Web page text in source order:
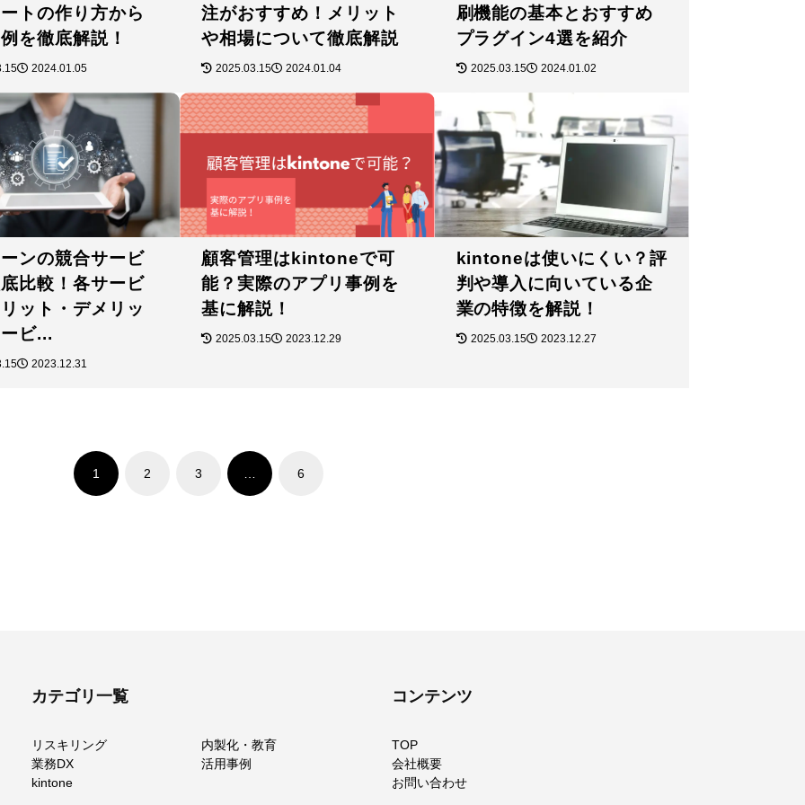
トの作り方から
を徹底解説！
2024.01.05
注がおすすめ！メリット
や相場について徹底解説
2025.03.15 2024.01.04
刷機能の基本とおすすめ
プラグイン4選を紹介
2025.03.15 2024.01.02
ンの競合サービ
比較！各サービ
ット・デメリッ
ビ...
2023.12.31
顧客管理はkintoneで可
能？実際のアプリ事例を
基に解説！
2025.03.15 2023.12.29
kintoneは使いにくい？評
判や導入に向いている企
業の特徴を解説！
2025.03.15 2023.12.27
1 2 3 … 6
カテゴリ一覧
リスキリング
内製化・教育
業務DX
活用事例
kintone
コンテンツ
TOP
会社概要
お問い合わせ